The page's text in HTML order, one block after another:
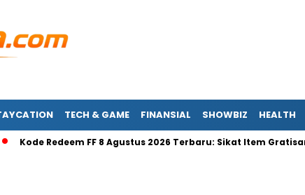
TECH & GAME FINANSIAL SHOWBIZ HEALTH
Redeem FF 8 Agustus 2026 Terbaru: Sikat Item Gratisan dan